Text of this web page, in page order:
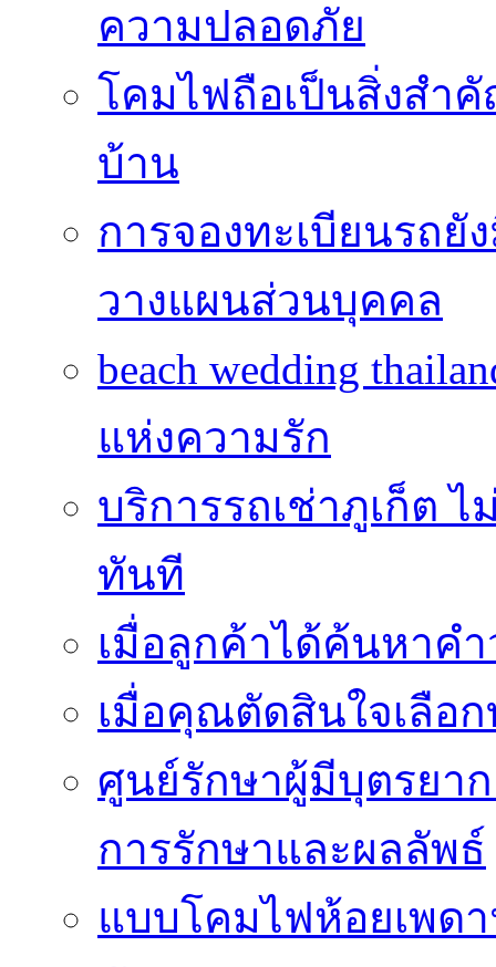
ความปลอดภัย
โคมไฟถือเป็นสิ่งสำ
บ้าน
การจองทะเบียนรถ
วางแผนส่วนบุคคล
beach wedding
แห่งความรัก
บริการรถเช่าภูเก็ต ไ
ทันที
เมื่อลูกค้าได้ค้นหาค
เมื่อคุณตัดสินใจเลือ
ศูนย์รักษาผู้มีบุตรยาก
การรักษาและผลลัพธ์
แบบโคมไฟห้อยเพด